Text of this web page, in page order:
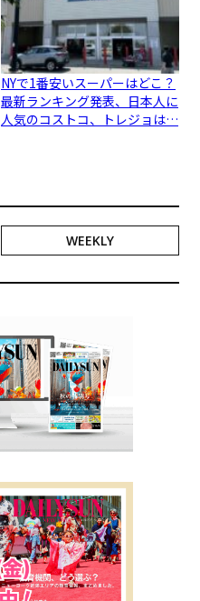
NYで1番安いスーパーはどこ？
最新ランキング発表、日本人に
人気のコストコ、トレジョは…
WEEKLY